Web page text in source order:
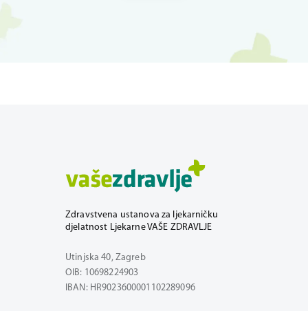
Zdravstvena ustanova za ljekarničku
djelatnost Ljekarne VAŠE ZDRAVLJE
Utinjska 40, Zagreb
OIB: 10698224903
IBAN: HR9023600001102289096